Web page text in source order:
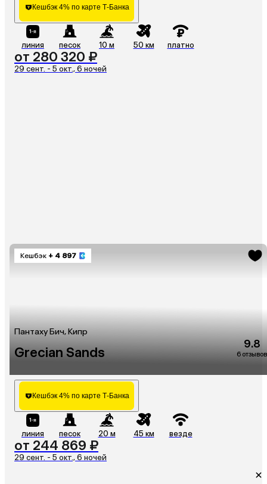
Кешбэк 4% по карте Т-Банка
линия песок 10 м 50 км платно
от 280 320 ₽
29 сент. - 5 окт., 6 ночей
Кешбэк + 4 897
Пантаху Бич, Кипр
Grecian Sands
9.8
6 отзывов
Кешбэк 4% по карте Т-Банка
линия песок 20 м 45 км везде
от 244 869 ₽
29 сент. - 5 окт., 6 ночей